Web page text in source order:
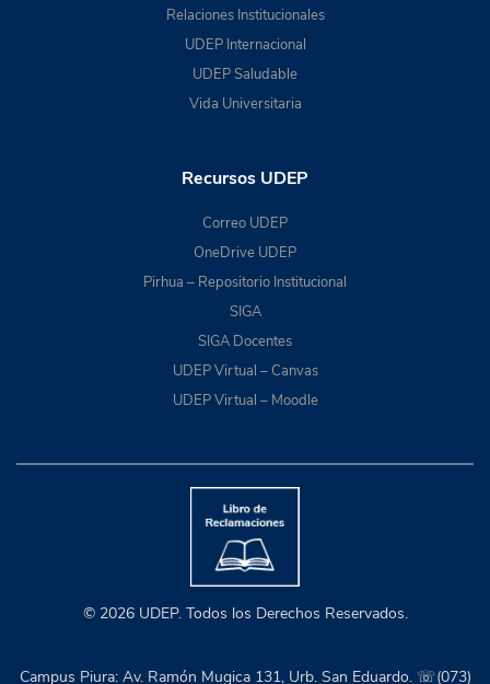
Relaciones Institucionales
UDEP Internacional
UDEP Saludable
Vida Universitaria
Recursos UDEP
Correo UDEP
OneDrive UDEP
Pirhua – Repositorio Institucional
SIGA
SIGA Docentes
UDEP Virtual – Canvas
UDEP Virtual – Moodle
© 2026 UDEP. Todos los Derechos Reservados.
Campus Piura: Av. Ramón Mugica 131, Urb. San Eduardo. ☏(073)